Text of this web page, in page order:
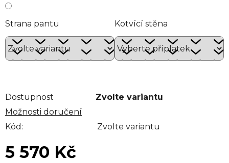
Strana pantu Kotvící stěna
Dostupnost
Zvolte variantu
Možnosti doručení
Kód:
Zvolte variantu
5 570 Kč